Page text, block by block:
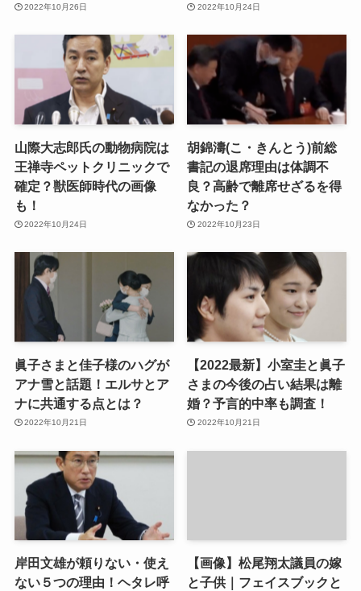
2022年10月26日 2022年10月24日
山際大志郎氏の動物病院は
王禅寺ペットクリニックで
確定？獣医師時代の画像
も！
2022年10月24日
胡錦濤(こ・きんとう)前総
書記の退席理由は体調不
良？高齢で離席せざるを得
なかった？
2022年10月23日
眞子さまと佳子様のハグが
アナ雪と話題！エルサとア
ナに共通する点とは？
2022年10月21日
【2022最新】小室圭と眞子
さまの今後の占い結果は離
婚？予言的中率も調査！
2022年10月21日
岸田文雄が頼りない・使え
ない５つの理由！ヘタレ呼
【画像】松尾翔太議員の嫁
と子供｜フェイスブックと